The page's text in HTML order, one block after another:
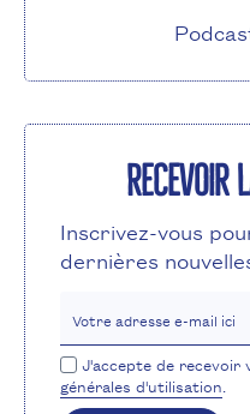
Inscrivez-vous
dernières
Votre adresse e-mail ici
J'accepte de recevoir
générales d'utilisation.